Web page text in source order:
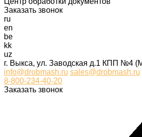
Заказать звонок
ru
en
be
kk
uz
г. Выкса, ул. Заводская д.1 КПП №4
info@drobmash.ru sales@drobmash.ru
8-800-234-40-20
Заказать звонок